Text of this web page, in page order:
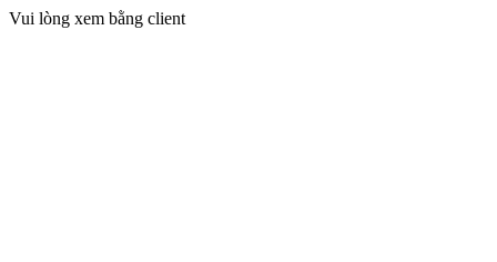
Vui lòng xem bằng client